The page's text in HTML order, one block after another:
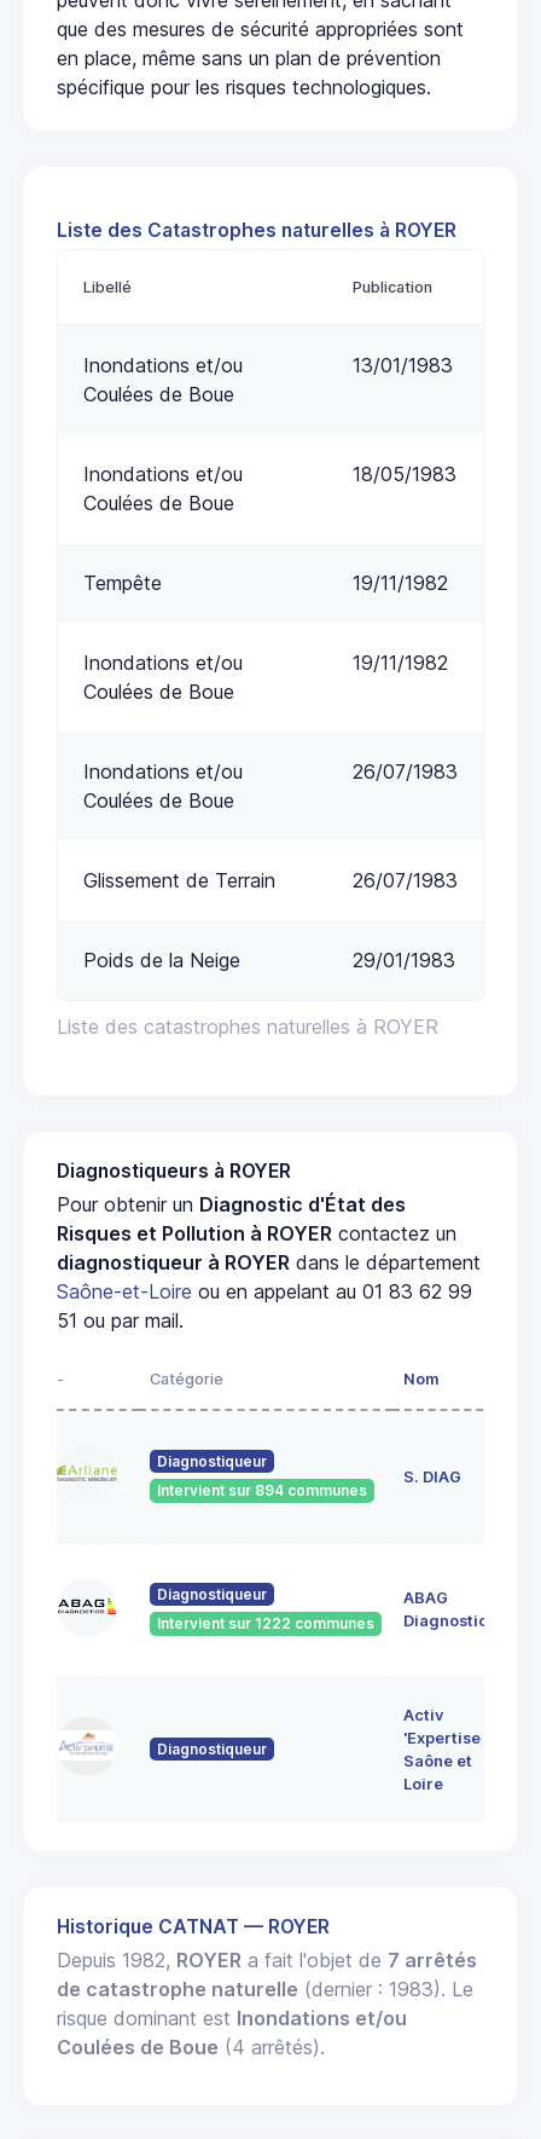
que des mesures de sécurité appropriées sont
en place, même sans un plan de prévention
spécifique pour les risques technologiques.
Liste des Catastrophes naturelles à ROYER
Liste des catastrophes naturelles à ROYER
Libellé Publication
Inondations et/ou
Coulées de Boue
13/01/1983
Inondations et/ou
Coulées de Boue
18/05/1983
Tempête 19/11/1982
Inondations et/ou
Coulées de Boue
19/11/1982
Inondations et/ou
Coulées de Boue
26/07/1983
Glissement de Terrain 26/07/1983
Poids de la Neige 29/01/1983
Diagnostiqueurs à ROYER
Pour obtenir un Diagnostic d'État des
Risques et Pollution à ROYER contactez un
diagnostiqueur à ROYER dans le département
Saône-et-Loire ou en appelant au 01 83 62 99
51 ou par mail.
- Catégorie Nom
Diagnostiqueur
Intervient sur 894 communes
S. DIAG
Diagnostiqueur
Intervient sur 1222 communes
ABAG
Diagnostics
Diagnostiqueur
Activ
'Expertise
Saône et
Loire
Historique CATNAT — ROYER
Depuis 1982, ROYER a fait l'objet de 7 arrêtés
de catastrophe naturelle (dernier : 1983). Le
risque dominant est Inondations et/ou
Coulées de Boue (4 arrêtés).